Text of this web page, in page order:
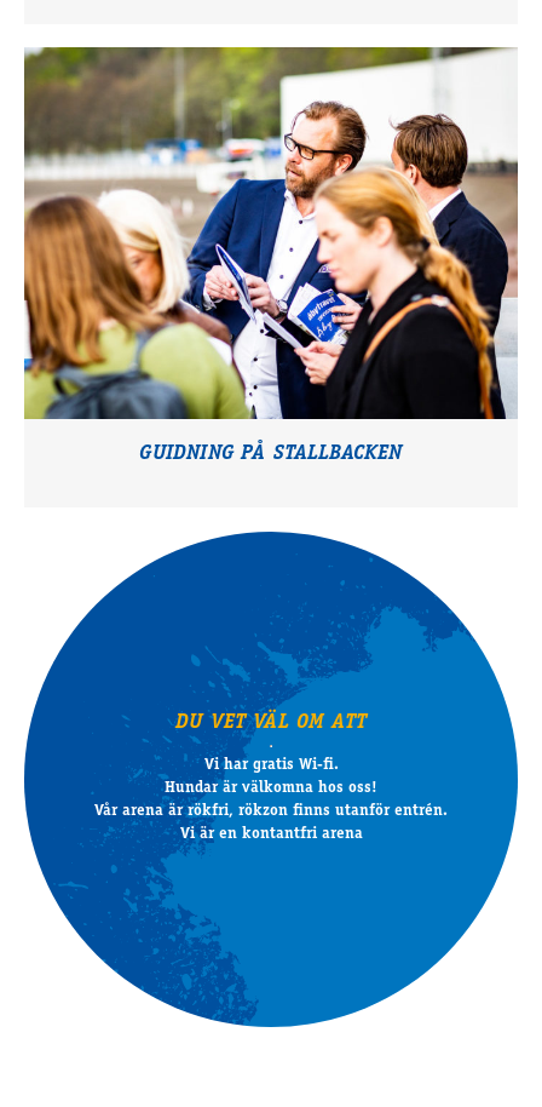
GUIDNING PÅ STALLBACKEN
DU VET VÄL OM ATT
Vi har gratis Wi-fi.
Hundar är välkomna hos oss!
Vår arena är rökfri, rökzon finns utanför entrén.
Vi är en kontantfri arena